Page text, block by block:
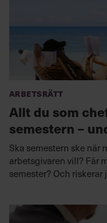
Arbetsrätt
Allt du som
semestern –
Ska semestern ske när
arbetsgivaren vill? Får
semester? Och